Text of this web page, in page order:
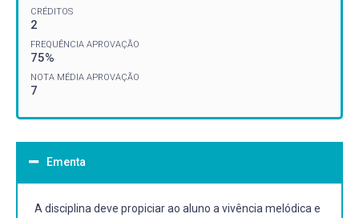
CRÉDITOS
2
FREQUÊNCIA APROVAÇÃO
75%
NOTA MÉDIA APROVAÇÃO
7
Ementa
A disciplina deve propiciar ao aluno a vivência melódica e